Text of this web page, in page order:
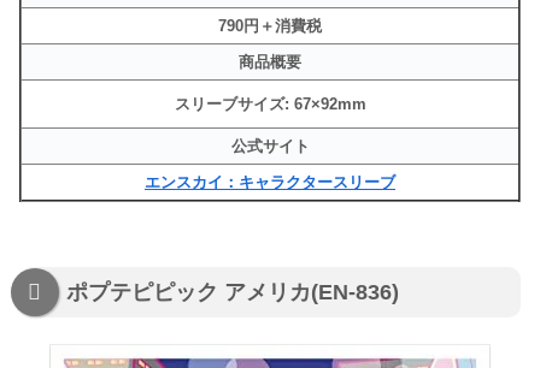
790円＋消費税
商品概要
スリーブサイズ: 67×92mm
公式サイト
エンスカイ：キャラクタースリーブ
ポプテピピック アメリカ(EN-836)